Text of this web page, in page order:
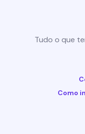
Tudo o que
Como